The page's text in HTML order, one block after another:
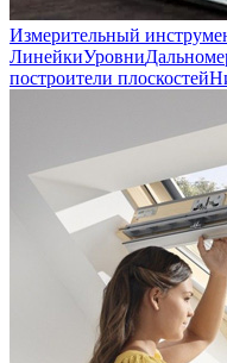
Измерительный
ЛинейкиУровни
построители плоскостей